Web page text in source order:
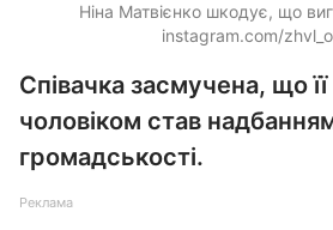
Ніна Матвієнко шкодує, що
instagram.com/
Співачка засмучена, що її
чоловіком став
громадськості.
Реклама